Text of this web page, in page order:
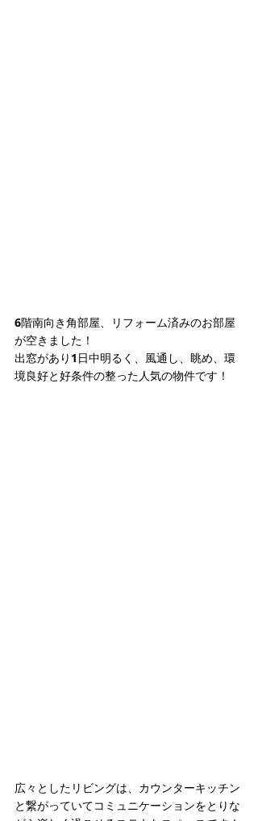
6階南向き角部屋、リフォーム済みのお部屋
が空きました！
出窓があり1日中明るく、風通し、眺め、環
境良好と好条件の整った人気の物件です！
広々としたリビングは、カウンターキッチン
と繋がっていてコミュニケーションをとりな